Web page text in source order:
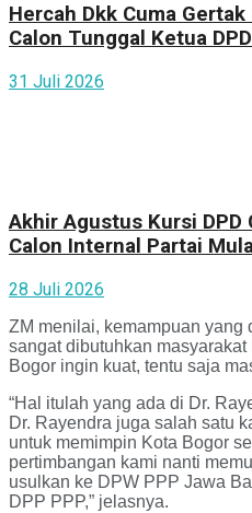
Hercah Dkk Cuma
Calon Tunggal Ketua
31 Juli 2026
Akhir Agustus Kursi DPD
Calon Internal Partai
28 Juli 2026
ZM menilai, kemampuan yang
sangat dibutuhkan
Bogor ingin kuat, tentu saja
“Hal itulah yang ada di Dr.
Dr. Rayendra juga salah satu
untuk memimpin Kota Bogor
pertimbangan kami nanti
usulkan ke DPW PPP Jawa
DPP PPP,” jelasnya.